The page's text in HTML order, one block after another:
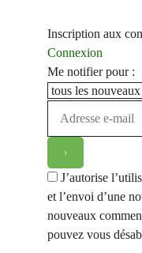
Inscription aux
Connexion
Me notifier pour :
J’autorise
et l’envoi d’une
nouveaux
pouvez vous